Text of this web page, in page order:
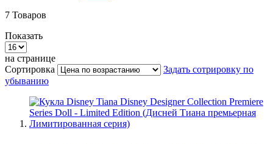
7 Товаров
Показать
на странице
Сортировка
Задать сотрировку по
убыванию